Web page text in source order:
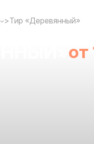
>Тир «Деревянный»
от